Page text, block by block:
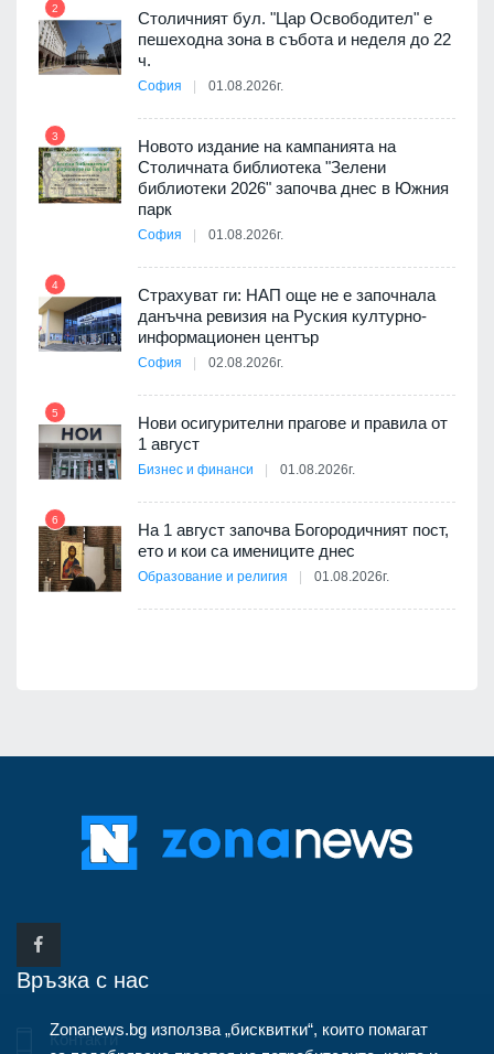
2
Столичният бул. "Цар Освободител" е
пешеходна зона в събота и неделя до 22
ч.
София 01.08.2026г.
3
Новото издание на кампанията на
Столичната библиотека "Зелени
библиотеки 2026" започва днес в Южния
парк
София 01.08.2026г.
4
Страхуват ги: НАП още не е започнала
данъчна ревизия на Руския културно-
информационен център
София 02.08.2026г.
5
Нови осигурителни прагове и правила от
1 август
Бизнес и финанси 01.08.2026г.
6
На 1 август започва Богородичният пост,
ето и кои са имениците днес
Образование и религия 01.08.2026г.
Връзка с нас
Контакти
Zonanews.bg използва „бисквитки“, които помагат